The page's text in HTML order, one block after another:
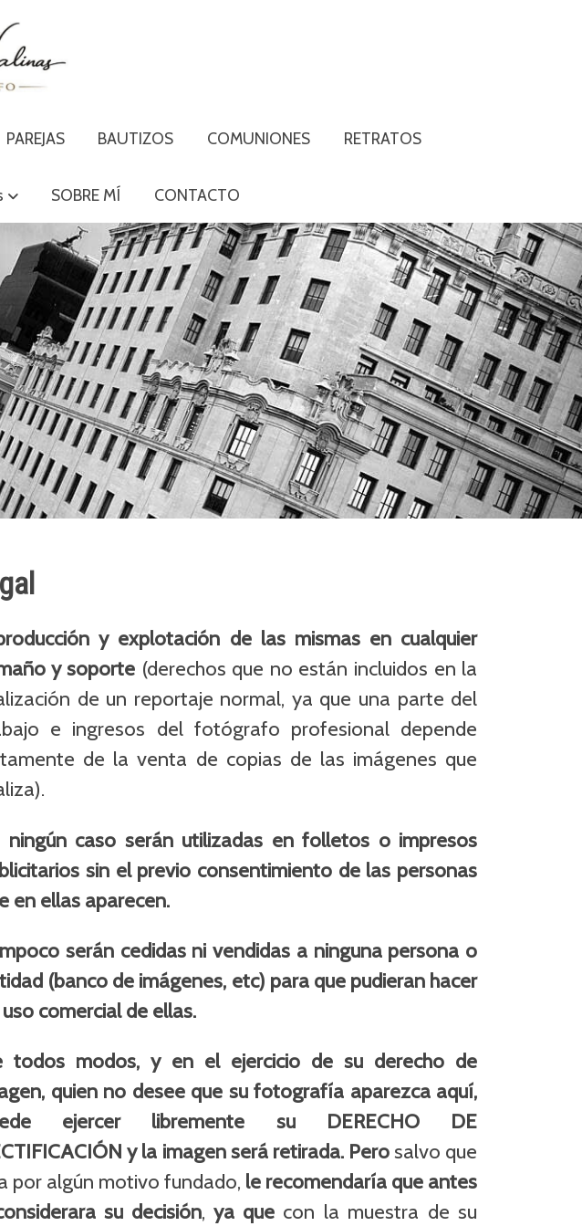
PAREJAS BAUTIZOS COMUNIONES RETRATOS
SOBRE MÍ CONTACTO
y explotación de las mismas en cualquier
y soporte (derechos que no están incluidos en la
de un reportaje normal, ya que una parte del
e ingresos del fotógrafo profesional depende
de la venta de copias de las imágenes que
ningún caso serán utilizadas en folletos o impresos
sin el previo consentimiento de las personas
en ellas aparecen.
serán cedidas ni vendidas a ninguna persona o
(banco de imágenes, etc) para que pudieran hacer
comercial de ellas.
todos modos, y en el ejercicio de su derecho de
quien no desee que su fotografía aparezca aquí,
ejercer libremente su DERECHO DE
y la imagen será retirada. Perosalvo que
por algún motivo fundado, le recomendaría que antes
su decisión,ya que con la muestra de su